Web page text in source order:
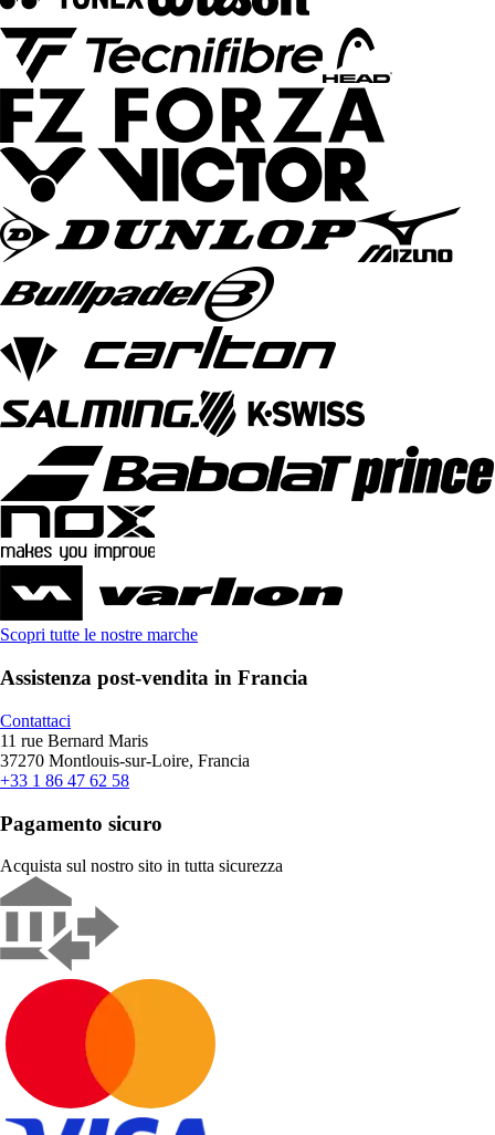
Scopri tutte le nostre marche
Assistenza post-vendita in Francia
Contattaci
11 rue Bernard Maris
37270 Montlouis-sur-Loire, Francia
+33 1 86 47 62 58
Pagamento sicuro
Acquista sul nostro sito in tutta sicurezza